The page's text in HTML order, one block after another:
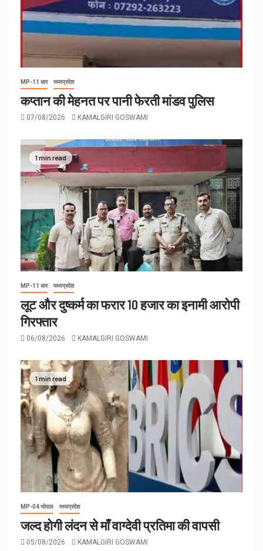
MP-11 धार मध्यप्रदेश
कप्तान की मेहनत पर पानी फेरती मांडव पुलिस
07/08/2026 KAMALGIRI GOSWAMI
1 min read
MP-11 धार मध्यप्रदेश
लूट और दुष्कर्म का फरार 10 हजार का इनामी आरोपी
गिरफ्तार
06/08/2026 KAMALGIRI GOSWAMI
1 min read
MP-04 भोपाल मध्यप्रदेश
जल्द होगी लंदन से माँ वाग्देवी प्रतिमा की वापसी
05/08/2026 KAMALGIRI GOSWAMI